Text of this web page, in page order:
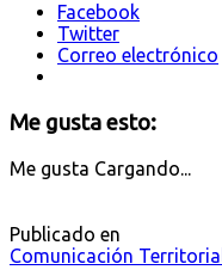
Facebook
Twitter
Correo electrónico
Me gusta esto:
Me gusta Cargando...
Publicado en
Comunicación